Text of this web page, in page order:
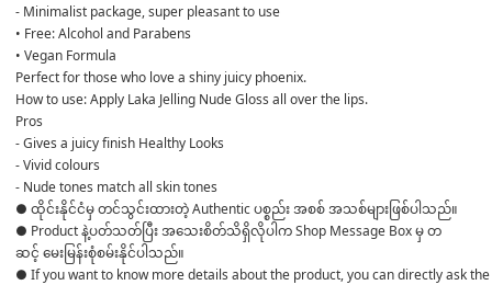
- Minimalist package, super pleasant to use
• Free: Alcohol and Parabens
• Vegan Formula
Perfect for those who love a shiny juicy phoenix.
How to use: Apply Laka Jelling Nude Gloss all over the lips.
Pros
- Gives a juicy finish Healthy Looks
- Vivid colours
- Nude tones match all skin tones
● ထိုင်းနိုင်ငံမှ တင်သွင်းထားတဲ့ Authentic ပစ္စည်း အစစ် အသစ်များဖြစ်ပါသည်။
● Product နဲ့ပတ်သတ်ပြီး အသေးစိတ်သိရှိလိုပါက Shop Message Box မှ တ
ဆင့် မေးမြန်းစုံစမ်းနိုင်ပါသည်။
● If you want to know more details about the product, you can directly ask